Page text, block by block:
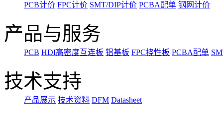
PCB计价 FPC计价 SMT/DIP计价 PCBA配单 钢网计价
产品与服务
PCB HDI高密度互连板 铝基板 FPC挠性板 PCBA配单
技术支持
产品展示 技术资料 DFM Datasheet